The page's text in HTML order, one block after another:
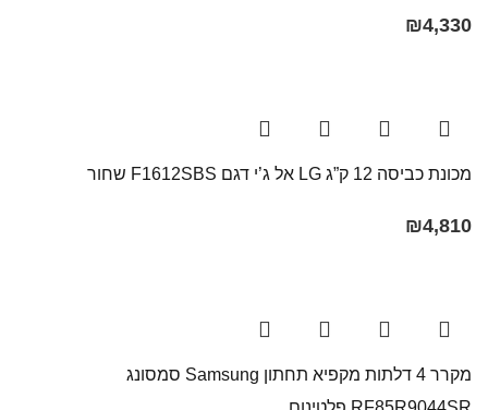
₪4,330
מכונת כביסה 12 ק”ג LG אל ג’י דגם F1612SBS שחור
₪4,810
מקרר 4 דלתות ‏מקפיא תחתון Samsung סמסונג